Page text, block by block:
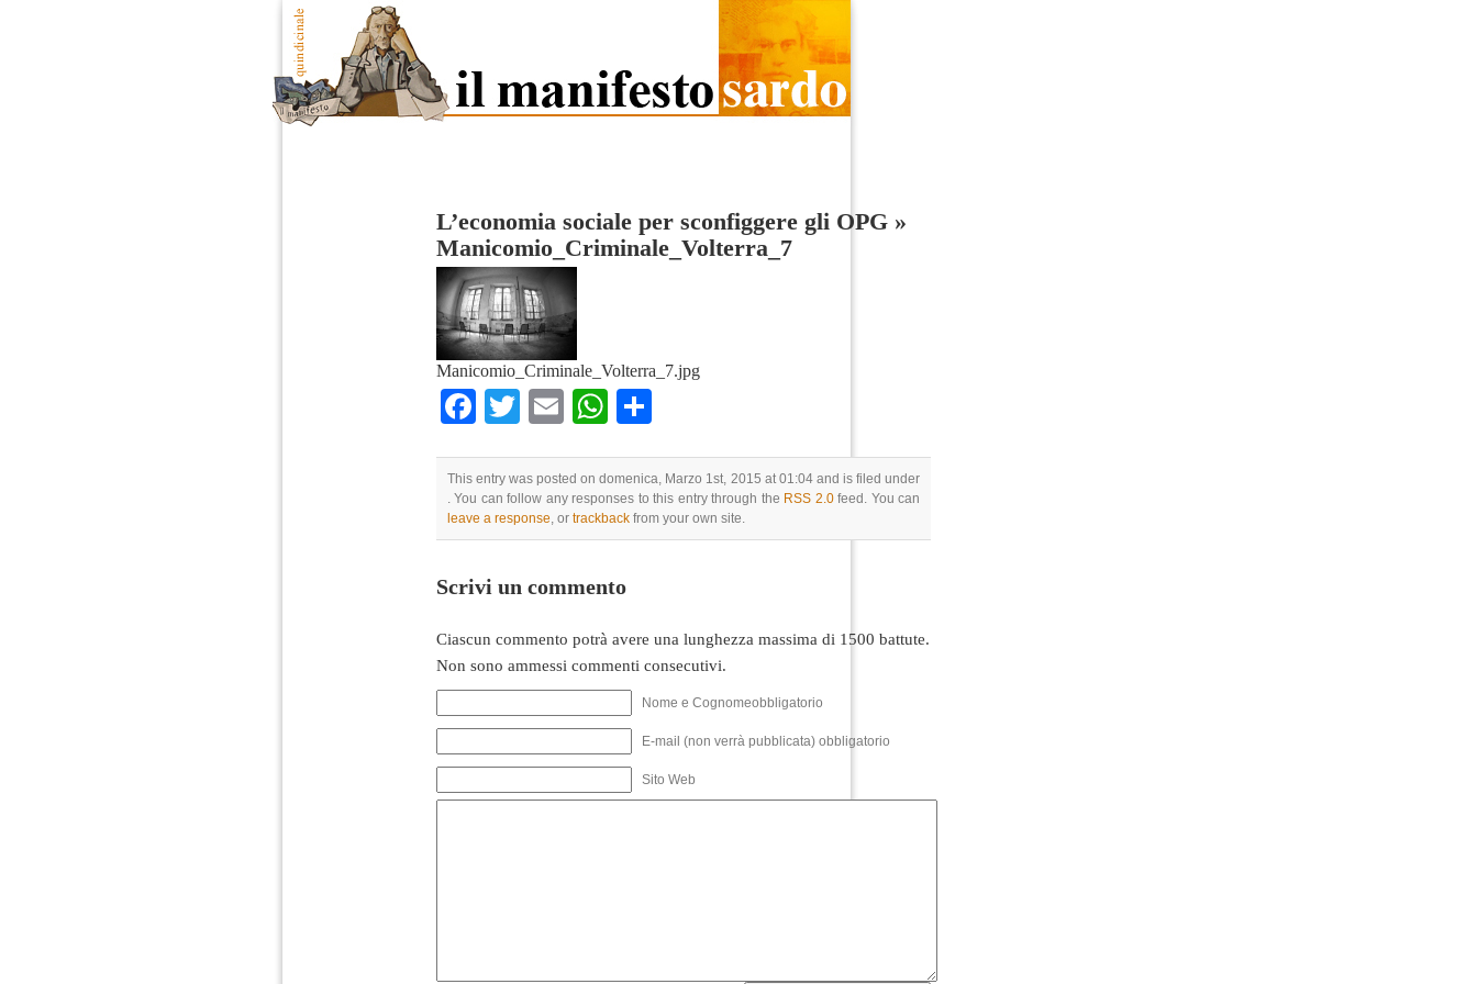
L’economia sociale per sconfiggere gli OPG »
Manicomio_Criminale_Volterra_7
Manicomio_Criminale_Volterra_7.jpg
Facebook
TwitterEmailWhatsApp
This entry was posted on domenica, Marzo 1st, 2015 at 01:04 and is filed under
. You can follow any responses to this entry through the RSS 2.0feed. You can
leave a response, or trackback from your own site.
Scrivi un commento
Ciascun commento potrà avere una lunghezza massima di 1500 battute.
Non sono ammessi commenti consecutivi.
Nome e Cognomeobbligatorio
E-mail (non verrà pubblicata) obbligatorio
Sito Web